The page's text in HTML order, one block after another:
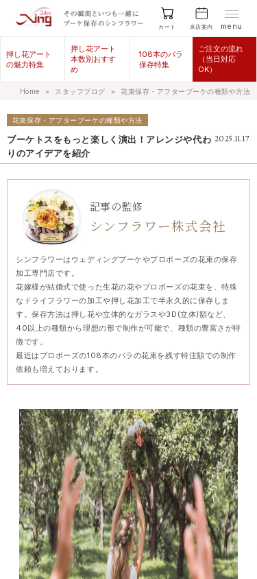
カート 来店案内 menu
押し花アート
の魅力特集
押し花アート
本数別おすす
め
108本のバラ
保存特集
ご注文の流れ
（当日対応
OK）
Home ＞ スタッフブログ ＞ 花束保存・アフターブーケの種類や方法
花束保存・アフターブーケの種類や方法
2025.11.17
ブーケトスをもっと楽しく演出！アレンジや代わ
りのアイデアを紹介
記事の監修
シンフラワー株式会社
シンフラワーはウェディングブーケやプロポーズの花束の保存
加工専門店です。
花嫁様が結婚式で使った生花の花やプロポーズの花束を、特殊
なドライフラワーの加工や押し花加工で半永久的に保存しま
す。保存方法は押し花や立体的なガラスや3D(立体)額など、
40以上の種類から理想の形で制作が可能で、種類の豊富さが特
徴です。
最近はプロポーズの108本のバラの花束を残す特注額での制作
依頼も増えております。